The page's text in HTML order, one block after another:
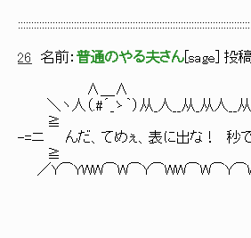
26 名前： 普通のやる夫さん sage ] 投
∧＿∧
＼ヽ人（.#´_ゝ｀）从_人__从_从人__
≧
-=ニ んだ、てめぇ、表に出な！ 秒
≧
／
∧
＼ヽ人_（´皿｀#）从_
≧